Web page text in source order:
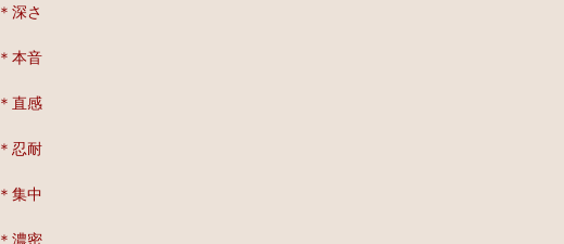
＊深さ
＊本音
＊直感
＊忍耐
＊集中
＊濃密